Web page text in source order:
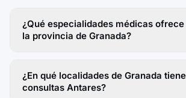
¿Qué especialidades médicas
la provincia de Granada?
¿En qué localidades de Granada
consultas Antares?